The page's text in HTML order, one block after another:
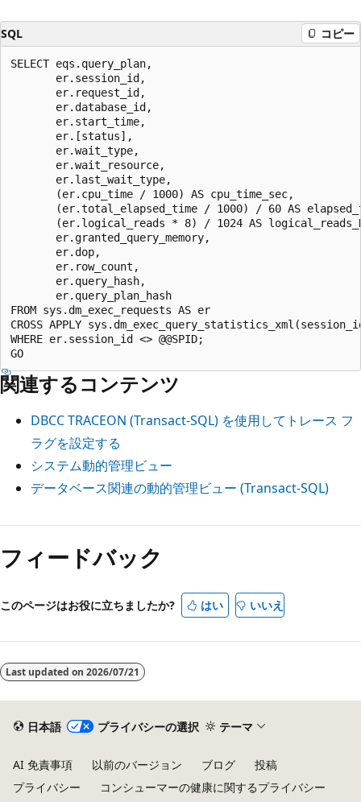
SQL コピー
SELECT eqs.query_plan,
       er.session_id,
       er.request_id,
       er.database_id,
       er.start_time,
       er.[status],
       er.wait_type,
       er.wait_resource,
       er.last_wait_type,
       (er.cpu_time / 1000) AS cpu_time_sec,
(er.total_elapsed_time / 1000) / 60 AS
(er.logical_reads * 8) / 1024 AS
       er.granted_query_memory,
       er.dop,
       er.row_count,
       er.query_hash,
       er.query_plan_hash
FROM sys.dm_exec_requests AS er
CROSS APPLY
WHERE er.session_id <> @@SPID;
関連するコンテンツ
DBCC TRACEON (Transact-SQL) を使用してトレース フ
ラグを設定する
システム動的管理ビュー
データベース関連の動的管理ビュー (Transact-SQL)
フィードバック
このページはお役に立ちましたか? はい いいえ
Last updated on 2026/07/21
日本語 プライバシーの選択 テーマ
AI 免責事項 以前のバージョン ブログ
投稿
プライバシー
コンシューマーの健康に関するプライバシー